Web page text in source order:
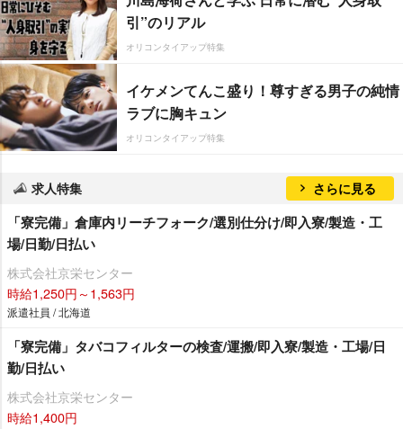
引”のリアル
オリコンタイアップ特集
イケメンてんこ盛り！尊すぎる男子の純情
ラブに胸キュン
オリコンタイアップ特集
求人特集 さらに見る
「寮完備」倉庫内リーチフォーク/選別仕分け/即入寮/製造・工
場/日勤/日払い
株式会社京栄センター
時給1,250円～1,563円
派遣社員 / 北海道
「寮完備」タバコフィルターの検査/運搬/即入寮/製造・工場/日
勤/日払い
株式会社京栄センター
時給1,400円